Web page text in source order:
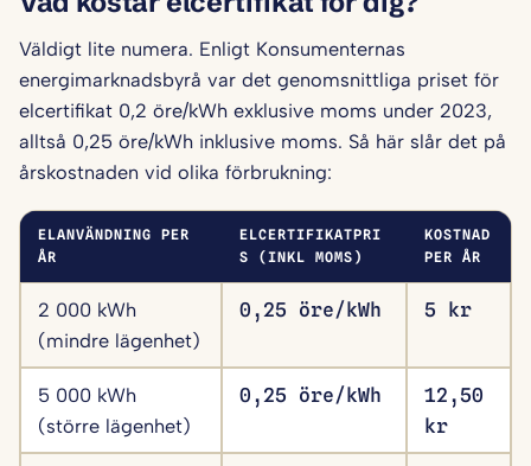
Väldigt lite numera. Enligt Konsumenternas
energimarknadsbyrå var det genomsnittliga priset för
elcertifikat 0,2 öre/kWh exklusive moms under 2023,
alltså 0,25 öre/kWh inklusive moms. Så här slår det på
årskostnaden vid olika förbrukning:
ELANVÄNDNING PER
ÅR
ELCERTIFIKATPRI
S (INKL MOMS)
KOSTNAD
PER ÅR
2 000 kWh
(mindre lägenhet)
0,25 öre/kWh 5 kr
5 000 kWh
(större lägenhet)
0,25 öre/kWh
12,50
kr